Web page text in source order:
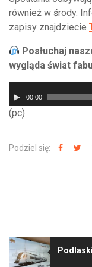
również w środy.
zapisy znajdziecie
Posłuchaj
wygląda świat
plików
dźwiękowych
00:00
(pc)
Podziel się: